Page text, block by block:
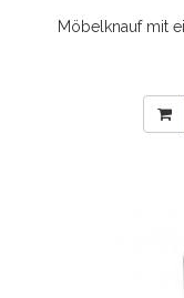
Möbelknauf mit